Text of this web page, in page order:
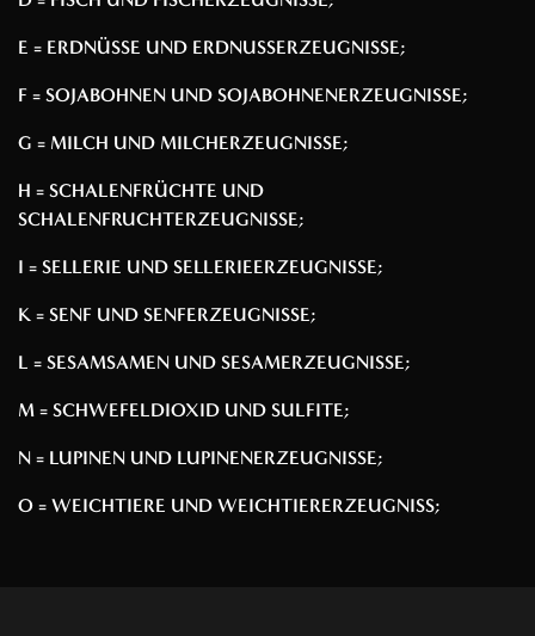
E = ERDNÜSSE UND ERDNUSSERZEUGNISSE;
F = SOJABOHNEN UND SOJABOHNENERZEUGNISSE;
G = MILCH UND MILCHERZEUGNISSE;
H = SCHALENFRÜCHTE UND
SCHALENFRUCHTERZEUGNISSE;
I = SELLERIE UND SELLERIEERZEUGNISSE;
K = SENF UND SENFERZEUGNISSE;
L = SESAMSAMEN UND SESAMERZEUGNISSE;
M = SCHWEFELDIOXID UND SULFITE;
N = LUPINEN UND LUPINENERZEUGNISSE;
O = WEICHTIERE UND WEICHTIERERZEUGNISS;